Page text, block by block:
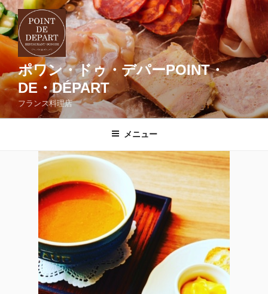
コ
ン
テ
ン
へ
ス
キ
ッ
ポワン・ドゥ・デパーPOINT・
DE・DÉPART
フランス料理店
メニュー